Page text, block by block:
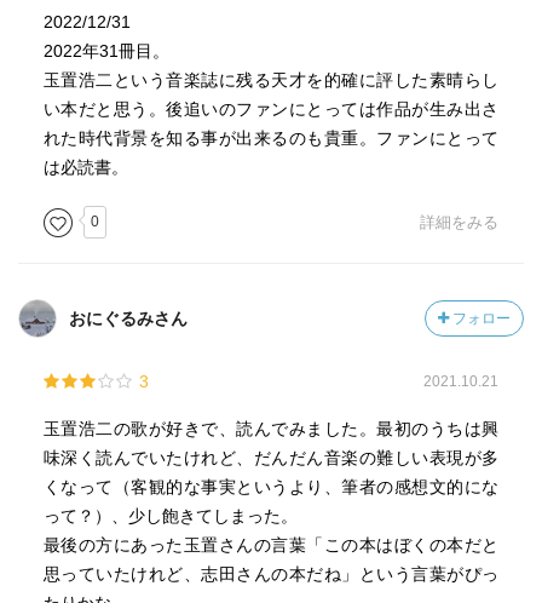
2022/12/31
2022年31冊目。
玉置浩二という音楽誌に残る天才を的確に評した素晴らし
い本だと思う。後追いのファンにとっては作品が生み出さ
れた時代背景を知る事が出来るのも貴重。ファンにとって
は必読書。
0 詳細をみる
おにぐるみさん フォロー
3 2021.10.21
玉置浩二の歌が好きで、読んでみました。最初のうちは興
味深く読んでいたけれど、だんだん音楽の難しい表現が多
くなって（客観的な事実というより、筆者の感想文的にな
って？）、少し飽きてしまった。
最後の方にあった玉置さんの言葉「この本はぼくの本だと
思っていたけれど、志田さんの本だね」という言葉がぴっ